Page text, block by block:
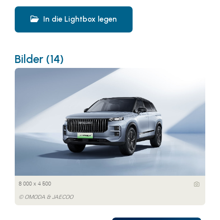
In die Lightbox legen
Bilder (14)
8 000 x 4 500
© OMODA & JAECOO